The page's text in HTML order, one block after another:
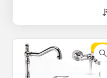
-30%